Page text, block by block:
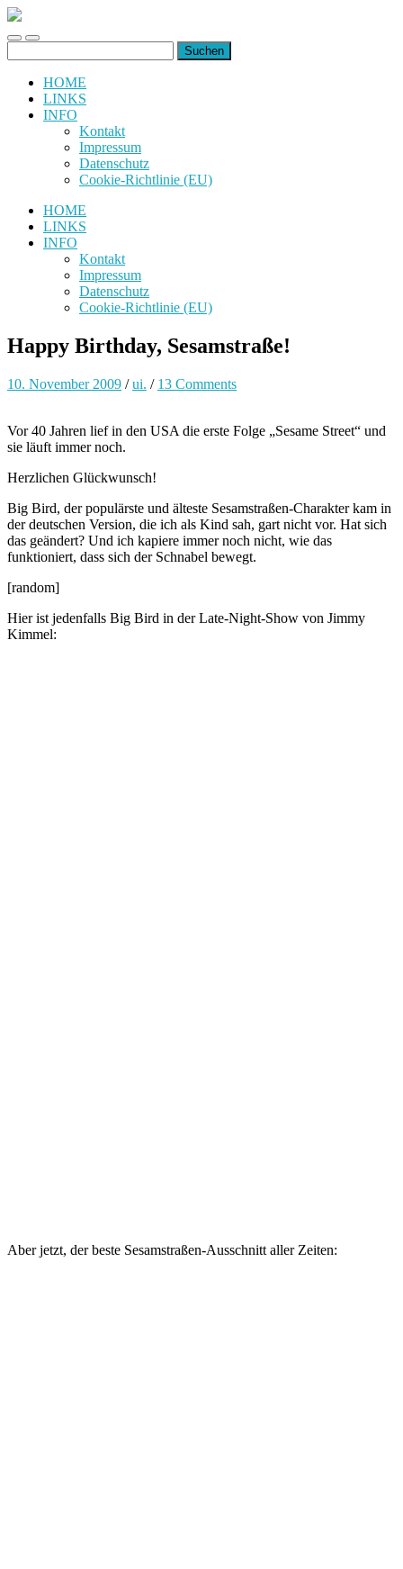
uiuiuiuiuiuiui.de
Toggle
mobile
Toggle
search
nach:
HOME
LINKS
INFO
Kontakt
Impressum
Datenschutz
Cookie-Richtlinie (EU)
HOME
LINKS
INFO
Kontakt
Impressum
Datenschutz
Cookie-Richtlinie (EU)
Happy Birthday, Sesamstraße!
10. November 2009 /ui. / 13 Comments
Vor 40 Jahren lief in den USA die erste Folge „Sesame Street“ und
sie läuft immer noch.
Herzlichen Glückwunsch!
Big Bird, der populärste und älteste Sesamstraßen-Charakter kam in
der deutschen Version, die ich als Kind sah, gart nicht vor. Hat sich
das geändert? Und ich kapiere immer noch nicht, wie das
funktioniert, dass sich der Schnabel bewegt.
[random]
Hier ist jedenfalls Big Bird in der Late-Night-Show von Jimmy
Kimmel:
Aber jetzt, der beste Sesamstraßen-Ausschnitt aller Zeiten: